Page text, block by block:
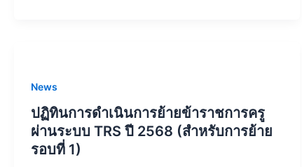
News
ปฏิทินการดำเนินการย้ายข้าราชการครู
ผ่านระบบ TRS ปี 2568 (สำหรับการย้าย
รอบที่ 1)